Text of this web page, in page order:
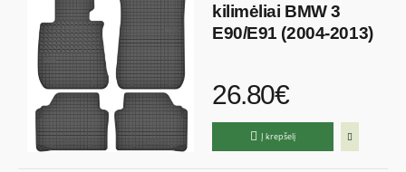
kilimėliai BMW 3
E90/E91 (2004-2013)
26.80€
Į krepšelį